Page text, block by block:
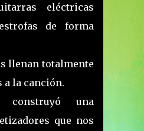
eléctricas
de forma
llenan totalmente
a la canción.
una
que nos